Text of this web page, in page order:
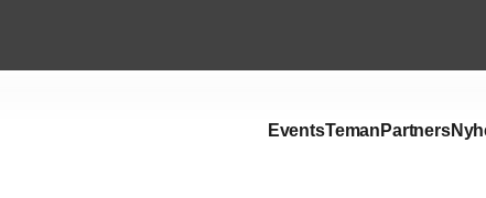
EventsTeman Partners